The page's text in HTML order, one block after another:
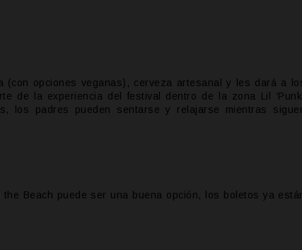
(con opciones veganas), cerveza artesanal y les dará a
de la experiencia del festival dentro de la zona Lil
los padres pueden sentarse y relajarse mientras
Beach puede ser una buena opción, los boletos ya